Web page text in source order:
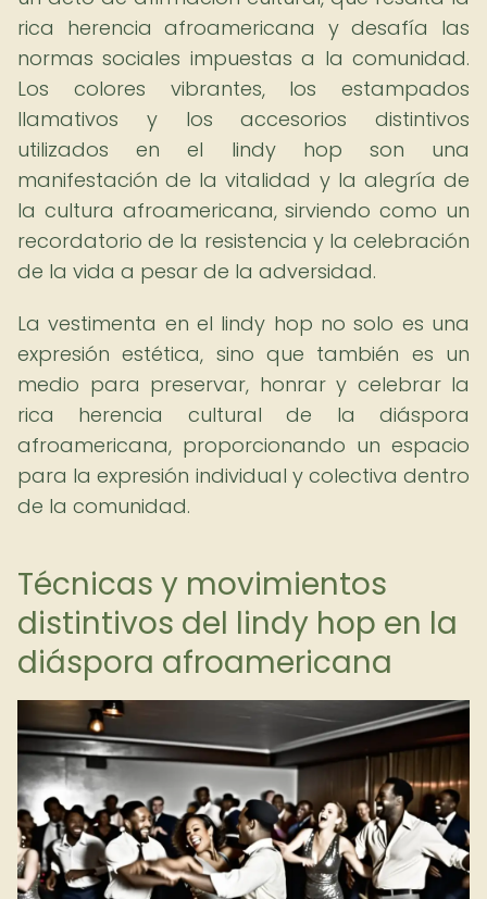
rica herencia afroamericana y desafía las
normas sociales impuestas a la comunidad.
Los colores vibrantes, los estampados
llamativos y los accesorios distintivos
utilizados en el lindy hop son una
manifestación de la vitalidad y la alegría de
la cultura afroamericana, sirviendo como un
recordatorio de la resistencia y la celebración
de la vida a pesar de la adversidad.
La vestimenta en el lindy hop no solo es una
expresión estética, sino que también es un
medio para preservar, honrar y celebrar la
rica herencia cultural de la diáspora
afroamericana, proporcionando un espacio
para la expresión individual y colectiva dentro
de la comunidad.
Técnicas y movimientos
distintivos del lindy hop en la
diáspora afroamericana